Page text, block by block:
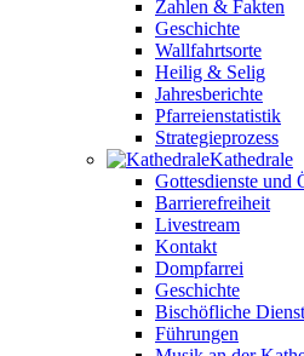
Zahlen & Fakten
Geschichte
Wallfahrtsorte
Heilig & Selig
Jahresberichte
Pfarreienstatistik
Strategieprozess
Kathedrale
Gottesdienste und
Barrierefreiheit
Livestream
Kontakt
Dompfarrei
Geschichte
Bischöfliche
Führungen